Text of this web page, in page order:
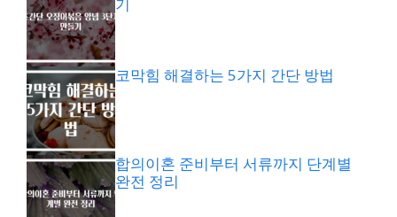
기
코막힘 해결하는 5가지 간단 방법
합의이혼 준비부터 서류까지 단계별
완전 정리